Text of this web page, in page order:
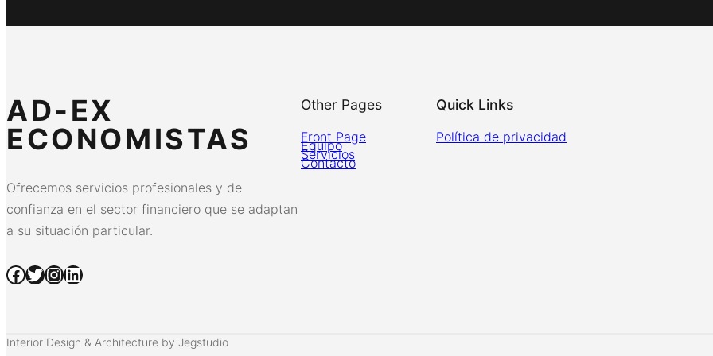
AD-EX
ECONOMISTAS
Ofrecemos servicios profesionales y de
confianza en el sector financiero que se adaptan
a su situación particular.
Facebook Twitter InstagramLinkedIn
Other Pages
Front Page
Equipo
Servicios
Contacto
Quick Links
Política de privacidad
Interior Design & Architecture by Jegstudio